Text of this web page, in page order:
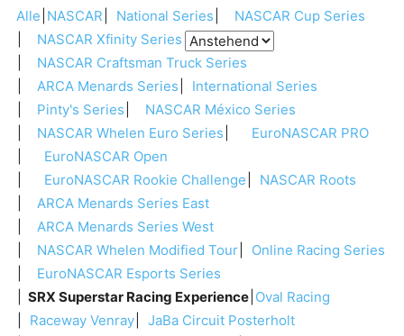
Alle NASCAR National Series
NASCAR Cup Series
NASCAR Xfinity Series
NASCAR Craftsman Truck Series
ARCA Menards Series
International Series
Pinty's Series
NASCAR México Series
NASCAR Whelen Euro Series
EuroNASCAR PRO
EuroNASCAR Open
EuroNASCAR Rookie Challenge
NASCAR Roots
ARCA Menards Series East
ARCA Menards Series West
NASCAR Whelen Modified Tour
Online Racing Series
EuroNASCAR Esports Series
SRX Superstar Racing Experience Oval Racing
Raceway Venray
JaBa Circuit Posterholt